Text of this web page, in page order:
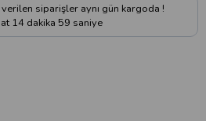
siparişler aynı gün kargoda !
14 dakika 58 saniye